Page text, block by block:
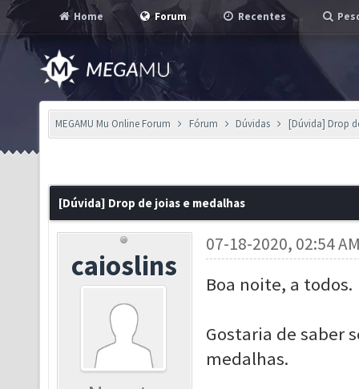
Home Forum Recentes
MEGAMU Mu Online Forum Fórum Dúvidas [Dúvida] Drop
[Dúvida] Drop de joias e medalhas
caioslins
07-18-2020, 02:54
Boa noite, a todos.
Gostaria de saber
medalhas.